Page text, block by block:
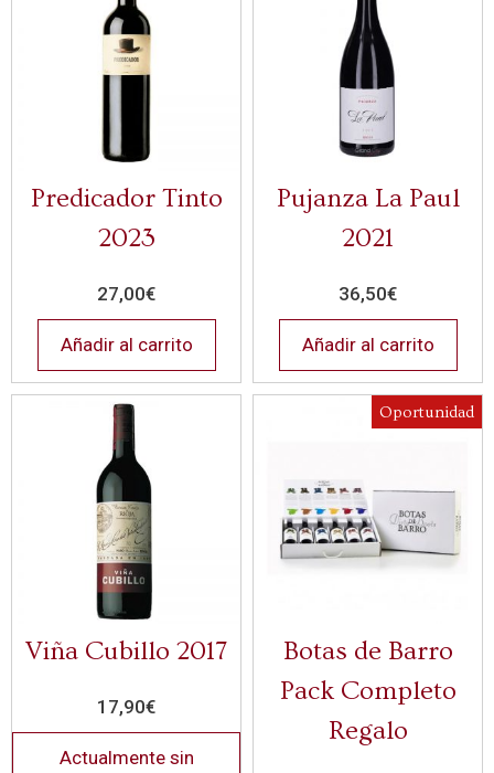
Predicador Tinto
2023
27,00€
Añadir al carrito
Pujanza La Paul
2021
36,50€
Añadir al carrito
Viña Cubillo 2017
17,90€
Actualmente sin
Oportunidad
Botas de Barro
Pack Completo
Regalo